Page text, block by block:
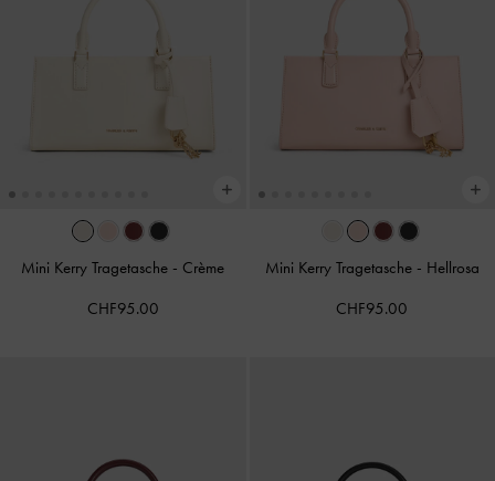
Mini Kerry Tragetasche - Crème
CHF95.00
Mini Kerry Tragetasche - Hellrosa
CHF95.00